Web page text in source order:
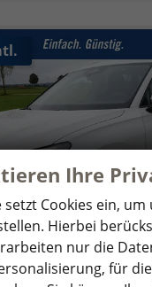
Ihre
setzt Cookies ein,
Hierbei
nur die
für